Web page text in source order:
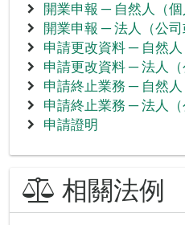
開業申報 ─ 自然人（個
開業申報 ─ 法人（公司
申請更改資料 ─ 自然人
申請更改資料 ─ 法人（
申請終止業務 ─ 自然人
申請終止業務 ─ 法人（
申請證明
相關法例